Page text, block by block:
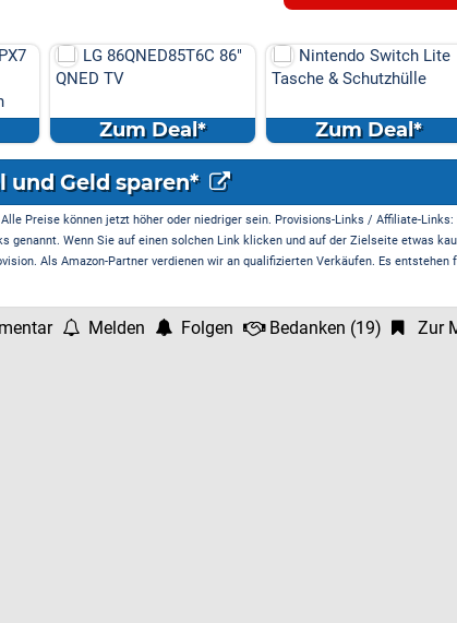
86"
Nintendo Switch Lite
Tasche & Schutzhülle
Zum Deal*
Turtle Beach Ear Force
Recon 50P Gaming-
Zum Deal*
und Geld sparen*
Preise können jetzt höher oder niedriger sein. Provisions-Links / Affiliate-
genannt. Wenn Sie auf einen solchen Link klicken und auf der Zielseite etwas
Als Amazon-Partner verdienen wir an qualifizierten Verkäufen. Es entstehen
Melden Folgen Bedanken (19) Zur